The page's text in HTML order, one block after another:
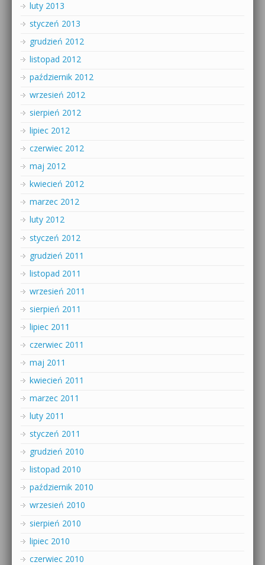
luty 2013
styczeń 2013
grudzień 2012
listopad 2012
październik 2012
wrzesień 2012
sierpień 2012
lipiec 2012
czerwiec 2012
maj 2012
kwiecień 2012
marzec 2012
luty 2012
styczeń 2012
grudzień 2011
listopad 2011
wrzesień 2011
sierpień 2011
lipiec 2011
czerwiec 2011
maj 2011
kwiecień 2011
marzec 2011
luty 2011
styczeń 2011
grudzień 2010
listopad 2010
październik 2010
wrzesień 2010
sierpień 2010
lipiec 2010
czerwiec 2010